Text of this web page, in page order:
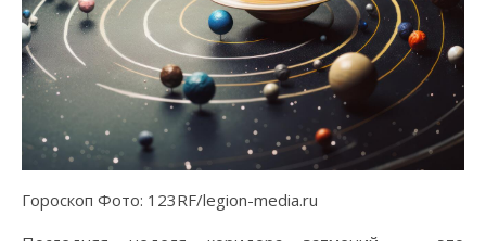
Гороскоп Фото: 123RF/legion-media.ru